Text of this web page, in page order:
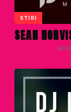
STIRI
SEAN
·